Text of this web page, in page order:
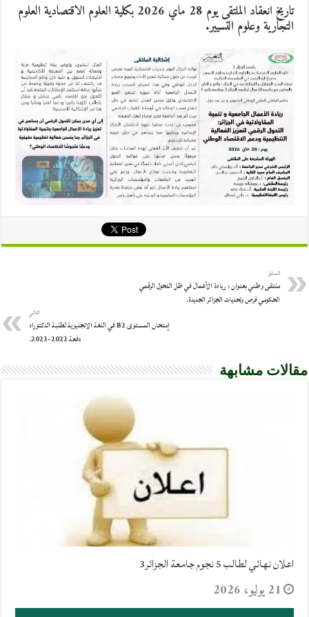
تاريخ انعقاد الملتقى يوم 28 ماي 2026 بكلية العلوم الاقتصادية العلوم
التجارية وعلوم التسيير.
السابق
ملتقى وطني بعنوان : ريادة الأعمال في ظل التحول الرقمي
الحكومي فرص وتحديات الجزائر الجديدة.
التالي
إمتحان المستوى B2 في اللغة الانجليزية لطلبة الدكتوراه
دفعة 2022-2023.
مقالات مشابهة
اعلان نهائي لطالب 5 نجوم جامعة الجزائر3
21 يوليو، 2026